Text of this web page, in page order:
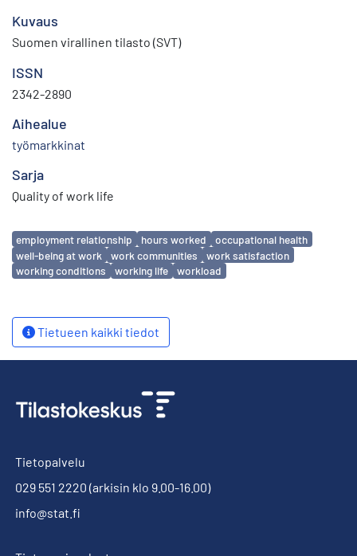
Kuvaus
Suomen virallinen tilasto (SVT)
ISSN
2342-2890
Aihealue
työmarkkinat
Sarja
Quality of work life
Avainsanat
employment relationship hours worked
occupational health
well-being at work
work communities
work satisfaction
working conditions
working life workload
Tietueen kaikki tiedot
Tietopalvelu
029 551 2220 (arkisin klo 9.00-16.00)
info@stat.fi